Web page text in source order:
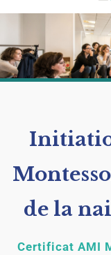
de la
Certificat AMI